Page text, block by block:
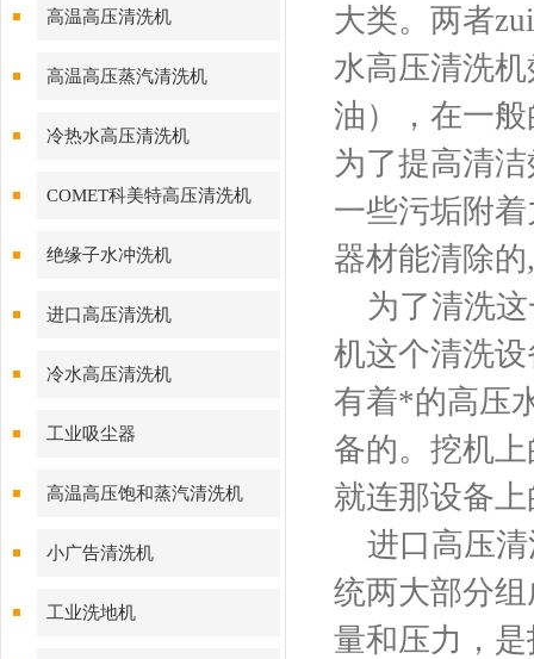
高温高压清洗机
高温高压蒸汽清洗机
冷热水高压清洗机
COMET科美特高压清洗机
绝缘子水冲洗机
进口高压清洗机
冷水高压清洗机
工业吸尘器
高温高压饱和蒸汽清洗机
小广告清洗机
工业洗地机
大类。两者
水高压清洗
油），在一
为了提高清
一些污垢附
器材能清除
为了清洗这
机这个清洗
有着*的高压
备的。挖机
就连那设备
进口高压清
统两大部分
量和压力，